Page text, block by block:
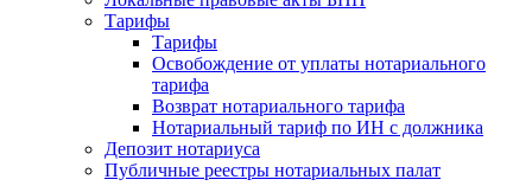
Тарифы
Тарифы
Освобождение от уплаты нотариального
тарифа
Возврат нотариального тарифа
Нотариальный тариф по ИН с должника
Депозит нотариуса
Публичные реестры нотариальных палат